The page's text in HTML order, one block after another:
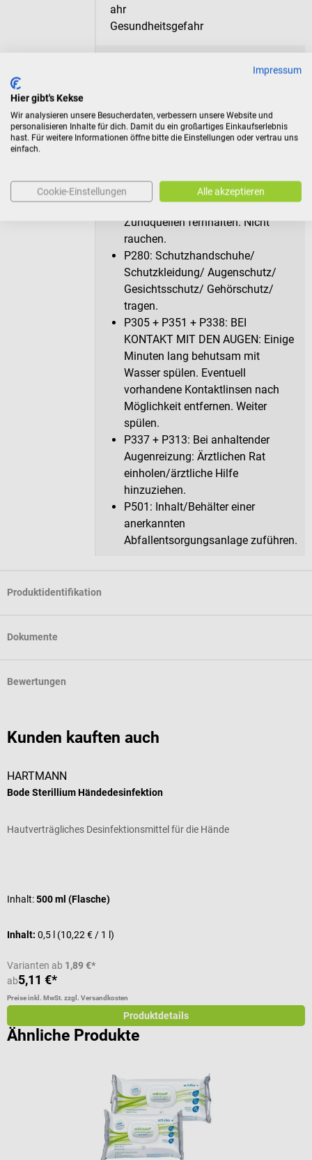
Gesundheitsgefahr
Gefahrenhinw
eise
Sicherheitshin
weise
P102: Darf nicht in die Hände von
Oberflächen, Funken, offenen
Flammen und anderen
Zündquellen fernhalten. Nicht
rauchen.
P280: Schutzhandschuhe/
Schutzkleidung/ Augenschutz/
Gesichtsschutz/ Gehörschutz/
tragen.
P305 + P351 + P338: BEI
KONTAKT MIT DEN AUGEN: Einige
Minuten lang behutsam mit
Wasser spülen. Eventuell
vorhandene Kontaktlinsen nach
Möglichkeit entfernen. Weiter
spülen.
P337 + P313: Bei anhaltender
Augenreizung: Ärztlichen Rat
einholen/ärztliche Hilfe
hinzuziehen.
P501: Inhalt/Behälter einer
anerkannten
Abfallentsorgungsanlage zuführen.
Produktidentifikation
Dokumente
Bewertungen
Kunden kauften auch
HARTMANN
Bode Sterillium Händedesinfektion
Hautverträgliches Desinfektionsmittel für die Hände
Inhalt:500 ml (Flasche)
Inhalt: 0,5 l (10,22 € / 1 l)
Varianten ab 1,89 €*
ab5,11 €*
Preise inkl. MwSt. zzgl. Versandkosten
Produktdetails
Ähnliche Produkte
Impressum
Hier gibt's Kekse
Wir analysieren unsere Besucherdaten, verbessern unsere Website und
personalisieren Inhalte für dich. Damit du ein großartiges Einkaufserlebnis
hast. Für weitere Informationen öffne bitte die Einstellungen oder vertrau uns
einfach.
Cookie-Einstellungen Alle akzeptieren